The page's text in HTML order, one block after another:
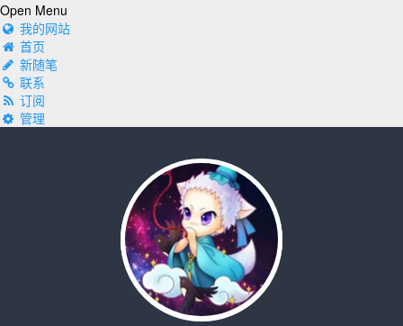
Open Menu
我的网站
首页
新随笔
联系
订阅
管理